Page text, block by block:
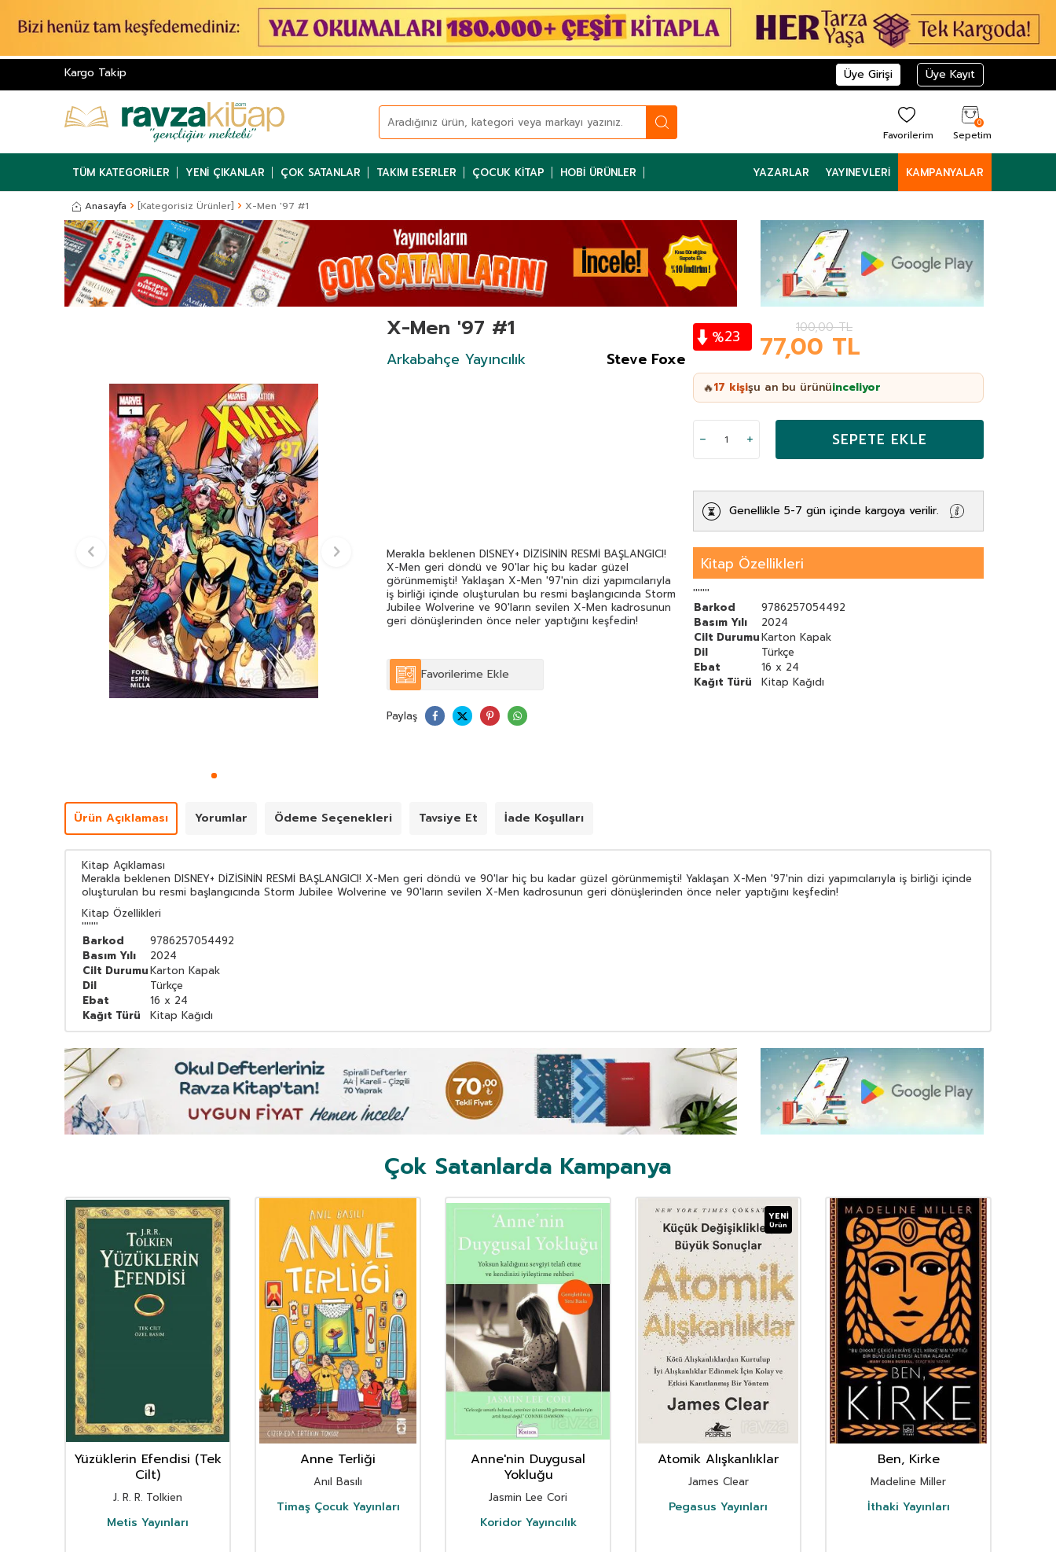
Kargo Takip Üye Girişi Üye Kayıt
Favorilerim
0
Sepetim
TÜM KATEGORILER YENI ÇIKANLAR ÇOK SATANLAR TAKIM ESERLER ÇOCUK KITAP HOBI ÜRÜNLER YAZARLAR YAYINEVLERI KAMPANYALAR
Anasayfa [Kategorisiz Ürünler] X-Men '97 #1
X-Men '97 #1
Arkabahçe Yayıncılık Steve Foxe
%23 100,00TL
77,00 TL
🔥17 kişişu an bu ürünüinceliyor
SEPETE EKLE
Genellikle 5-7 gün içinde kargoya verilir.
Merakla beklenen DISNEY+ DİZİSİNİN RESMİ BAŞLANGICI!
X-Men geri döndü ve 90'lar hiç bu kadar güzel
görünmemişti! Yaklaşan X-Men '97'nin dizi yapımcılarıyla
iş birliği içinde oluşturulan bu resmi başlangıcında Storm
Jubilee Wolverine ve 90'ların sevilen X-Men kadrosunun
geri dönüşlerinden önce neler yaptığını keşfedin!
Kitap Özellikleri
'''''''
Barkod
9786257054492
Basım Yılı
2024
Cilt DurumuKarton Kapak
Dil
Türkçe
Ebat
16 x 24
Kağıt Türü
Kitap Kağıdı
Favorilerime Ekle
Paylaş
Ürün Açıklaması Yorumlar Ödeme Seçenekleri Tavsiye Et İade Koşulları
Kitap Açıklaması
Merakla beklenen DISNEY+ DİZİSİNİN RESMİ BAŞLANGICI! X-Men geri döndü ve 90'lar hiç bu kadar güzel görünmemişti! Yaklaşan X-Men '97'nin dizi yapımcılarıyla iş birliği içinde
oluşturulan bu resmi başlangıcında Storm Jubilee Wolverine ve 90'ların sevilen X-Men kadrosunun geri dönüşlerinden önce neler yaptığını keşfedin!
Kitap Özellikleri
'''''''
Barkod
9786257054492
Basım Yılı
2024
Cilt DurumuKarton Kapak
Dil
Türkçe
Ebat
16 x 24
Kağıt Türü
Kitap Kağıdı
Çok Satanlarda Kampanya
Yüzüklerin Efendisi (Tek
Cilt)
J. R. R. Tolkien
Metis Yayınları
Anne Terliği
Anıl Basılı
Timaş Çocuk Yayınları
Anne'nin Duygusal
Yokluğu
Jasmin Lee Cori
Koridor Yayıncılık
YENI
Ürün
Atomik Alışkanlıklar
James Clear
Pegasus Yayınları
Ben, Kirke
Madeline Miller
İthaki Yayınları